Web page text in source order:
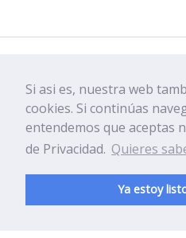
Youtube
Disfruta y ven a
Si asi es, nuestra web
cookies. Si continúas
entendemos que aceptas
de Privacidad. Quieres
Ya estoy